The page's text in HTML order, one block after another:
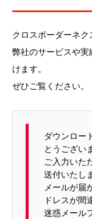
クロスボーダーネ
弊社のサービスや
けます。
ぜひご覧ください。
ダウンロー
とうござい
ご入力いた
送付いたし
メールが届
ドレスが間
迷惑メール